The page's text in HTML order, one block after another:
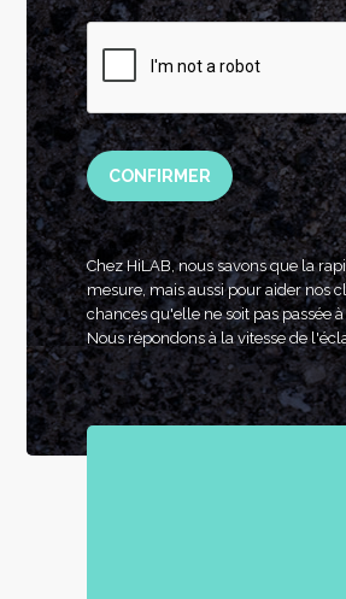
CONFIRMER
Chez HiLAB, nous savons que la
mesure, mais aussi pour aider nos
chances qu'elle ne soit pas passée
Nous répondons à la vitesse de